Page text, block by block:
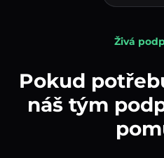
Živá
Pokud
náš tým